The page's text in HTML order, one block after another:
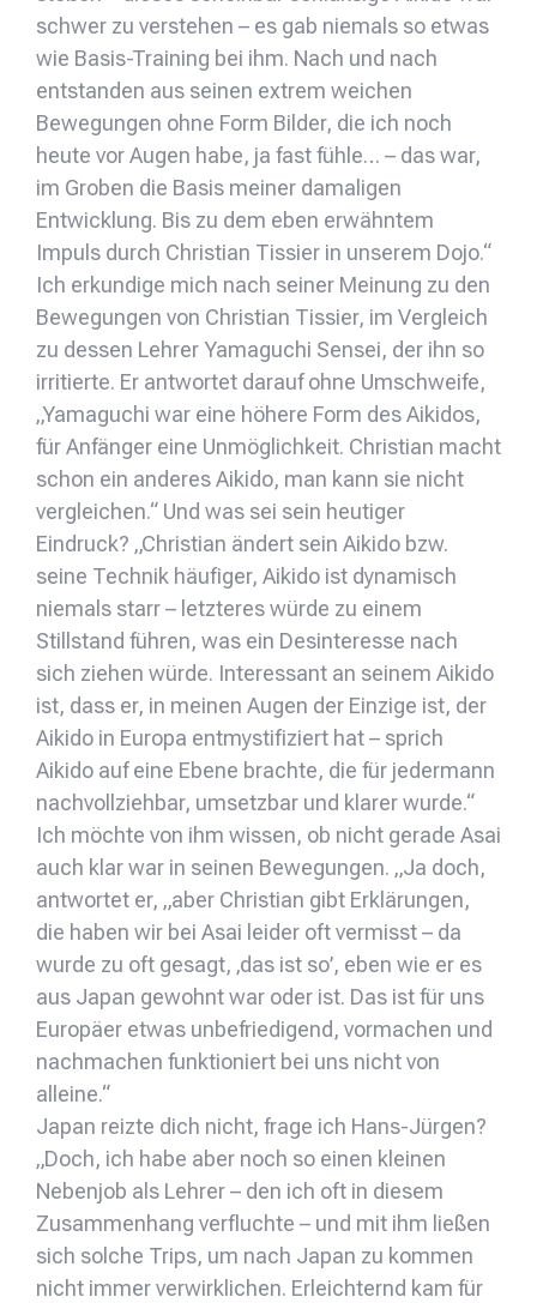
schwer zu verstehen – es gab niemals so etwas
wie Basis-Training bei ihm. Nach und nach
entstanden aus seinen extrem weichen
Bewegungen ohne Form Bilder, die ich noch
heute vor Augen habe, ja fast fühle… – das war,
im Groben die Basis meiner damaligen
Entwicklung. Bis zu dem eben erwähntem
Impuls durch Christian Tissier in unserem Dojo.“
Ich erkundige mich nach seiner Meinung zu den
Bewegungen von Christian Tissier, im Vergleich
zu dessen Lehrer Yamaguchi Sensei, der ihn so
irritierte. Er antwortet darauf ohne Umschweife,
„Yamaguchi war eine höhere Form des Aikidos,
für Anfänger eine Unmöglichkeit. Christian macht
schon ein anderes Aikido, man kann sie nicht
vergleichen.“ Und was sei sein heutiger
Eindruck? „Christian ändert sein Aikido bzw.
seine Technik häufiger, Aikido ist dynamisch
niemals starr – letzteres würde zu einem
Stillstand führen, was ein Desinteresse nach
sich ziehen würde. Interessant an seinem Aikido
ist, dass er, in meinen Augen der Einzige ist, der
Aikido in Europa entmystifiziert hat – sprich
Aikido auf eine Ebene brachte, die für jedermann
nachvollziehbar, umsetzbar und klarer wurde.“
Ich möchte von ihm wissen, ob nicht gerade Asai
auch klar war in seinen Bewegungen. „Ja doch,
antwortet er, „aber Christian gibt Erklärungen,
die haben wir bei Asai leider oft vermisst – da
wurde zu oft gesagt, ‚das ist so’, eben wie er es
aus Japan gewohnt war oder ist. Das ist für uns
Europäer etwas unbefriedigend, vormachen und
nachmachen funktioniert bei uns nicht von
alleine.“
Japan reizte dich nicht, frage ich Hans-Jürgen?
„Doch, ich habe aber noch so einen kleinen
Nebenjob als Lehrer – den ich oft in diesem
Zusammenhang verfluchte – und mit ihm ließen
sich solche Trips, um nach Japan zu kommen
nicht immer verwirklichen. Erleichternd kam für